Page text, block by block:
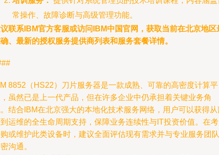
常操作、故障诊断与高级管理功能。
联系IBM官方客服或访问IBM中国官网，获取当前在北京地区
、最新的授权服务提供商列表和服务套餐详情。
8852（HS22）刀片服务器是一款成熟、可靠的高密度计算平
虽然已是上一代产品，但在许多企业中仍承担着关键业务角
结合IBM在北京强大的本地化技术服务网络，用户可以获得从
运维的全生命周期支持，保障业务连续性与IT投资价值。在
或维护此类设备时，建议全面评估现有需求并与专业服务团队
沟通。